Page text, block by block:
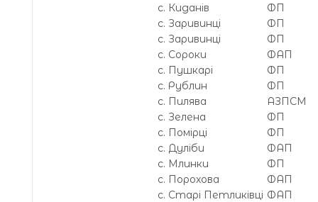
с. Киданів
ФП
с. Заривинці
ФП
с. Заривинці
ФП
с. Сороки
ФАП
с. Пушкарі
ФП
с. Рублин
ФП
с. Пилява
АЗПСМ
с. Зелена
ФП
с. Помірці
ФП
с. Дуліби
ФАП
с. Млинки
ФП
с. Порохова
ФАП
с. Старі Петликівці ФАП